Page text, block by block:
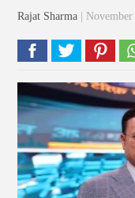
Rajat Sharma |